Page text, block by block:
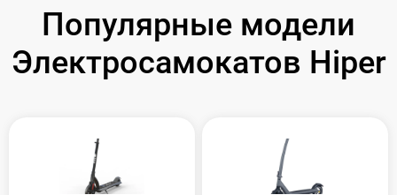
Популярные модели
Электросамокатов Hiper